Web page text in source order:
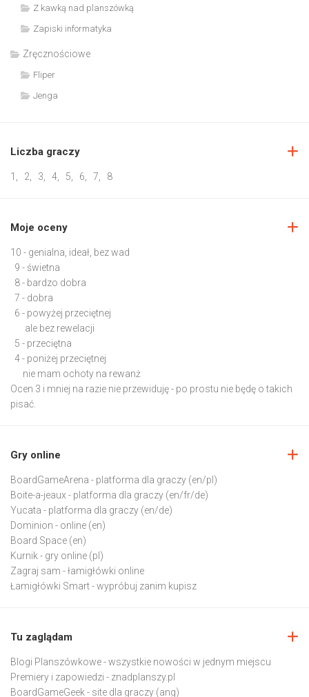
Z kawką nad planszówką
Zapiski informatyka
Zręcznościowe
Fliper
Jenga
Liczba graczy
1 , 2, 3, 4, 5, 6, 7, 8
Moje oceny
10 - genialna, ideał, bez wad
9 - świetna
8 - bardzo dobra
7 - dobra
6 - powyżej przeciętnej
ale bez rewelacji
5 - przeciętna
4 - poniżej przeciętnej
nie mam ochoty na rewanż
Ocen 3 i mniej na razie nie przewiduję - po prostu nie będę o takich
pisać.
Gry online
BoardGameArena - platforma dla graczy (en/pl)
Boite-a-jeaux - platforma dla graczy (en/fr/de)
Yucata - platforma dla graczy (en/de)
Dominion - online (en)
Board Space (en)
Kurnik- gry online (pl)
Zagraj sam - łamigłówki online
Łamigłówki Smart- wypróbuj zanim kupisz
Tu zaglądam
Blogi Planszówkowe- wszystkie nowości w jednym miejscu
Premiery i zapowiedzi - znadplanszy.pl
BoardGameGeek- site dla graczy (ang)